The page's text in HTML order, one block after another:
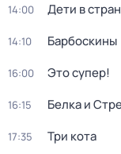
14:00 Дети в
14:10 Барбоскины
16:00 Это супер!
16:15 Белка и
17:35 Три кота